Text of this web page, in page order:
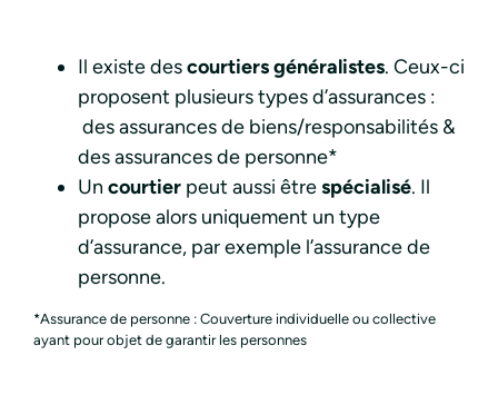
Il existe descourtiers généralistes. Ceux-ci
proposent plusieurs types d’assurances :
des assurances de biens/responsabilités &
des assurances de personne*
Un courtier peut aussi êtrespécialisé. Il
propose alors uniquement un type
d’assurance, par exemple l’assurance de
personne.
*Assurance de personne : Couverture individuelle ou collective
ayant pour objet de garantir les personnes